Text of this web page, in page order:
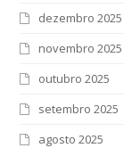
dezembro 2025
novembro 2025
outubro 2025
setembro 2025
agosto 2025